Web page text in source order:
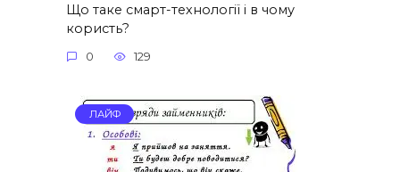
Що таке смарт-технології і в чому
користь?
0 129
ЛАЙФ